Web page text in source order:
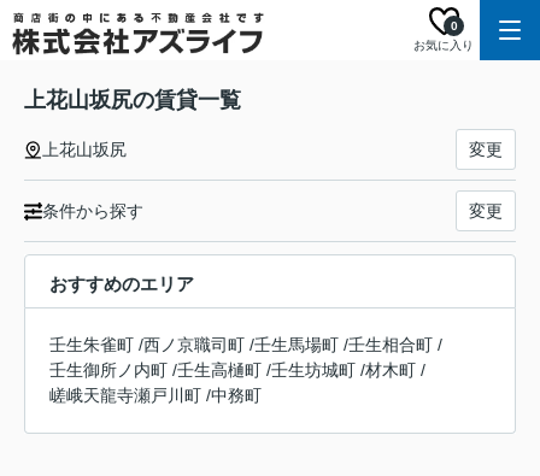
お気に入り
0
上花山坂尻の賃貸一覧
上花山坂尻 変更
条件から探す 変更
おすすめのエリア
壬生朱雀町 /西ノ京職司町 /壬生馬場町 /壬生相合町 /
壬生御所ノ内町 /壬生高樋町 /壬生坊城町 /材木町 /
嵯峨天龍寺瀬戸川町 /中務町